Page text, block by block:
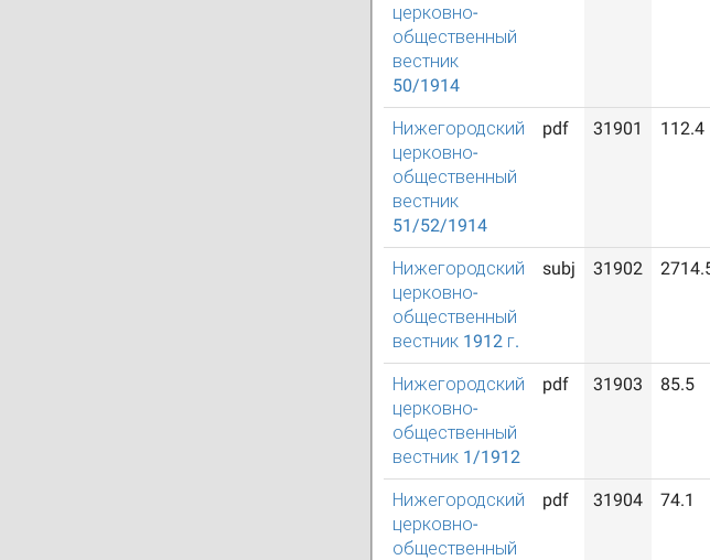
церковно-
общественный
вестник
50/1914
Нижегородский
церковно-
общественный
вестник
51/52/1914
pdf 31901 112.4
Нижегородский
церковно-
общественный
вестник 1912 г.
subj 31902
Нижегородский
церковно-
общественный
вестник 1/1912
pdf 31903 85.5
Нижегородский
церковно-
общественный
pdf 31904 74.1